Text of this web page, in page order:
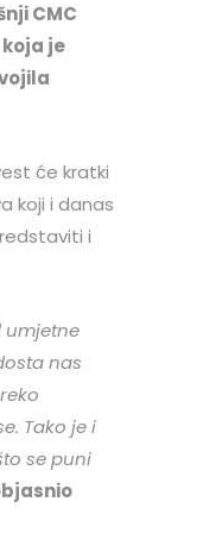
CMC
je
će kratki
koji i danas
i
umjetne
nas
Tako je i
se puni